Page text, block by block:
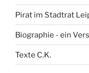
Pirat im Stadtrat
Biographie - ein
Texte C.K.